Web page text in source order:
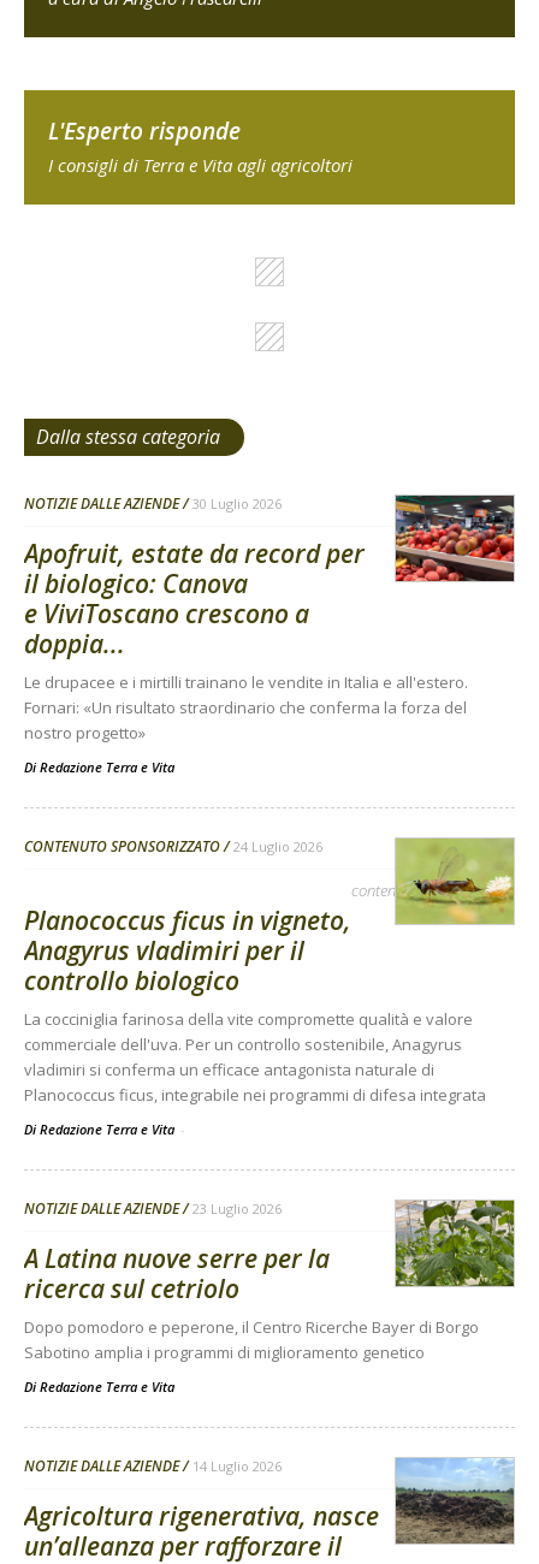
L'Esperto risponde
I consigli di Terra e Vita agli agricoltori
Dalla stessa categoria
NOTIZIE DALLE AZIENDE 30 Luglio 2026
Apofruit, estate da record per
il biologico: Canova
e ViviToscano crescono a
doppia...
Le drupacee e i mirtilli trainano le vendite in Italia e all'estero.
Fornari: «Un risultato straordinario che conferma la forza del
nostro progetto»
Di Redazione Terra e Vita
CONTENUTO SPONSORIZZATO 24 Luglio 2026
contenuto sponsorizzato
Planococcus ficus in vigneto,
Anagyrus vladimiri per il
controllo biologico
La cocciniglia farinosa della vite compromette qualità e valore
commerciale dell'uva. Per un controllo sostenibile, Anagyrus
vladimiri si conferma un efficace antagonista naturale di
Planococcus ficus, integrabile nei programmi di difesa integrata
Di Redazione Terra e Vita -
NOTIZIE DALLE AZIENDE 23 Luglio 2026
A Latina nuove serre per la
ricerca sul cetriolo
Dopo pomodoro e peperone, il Centro Ricerche Bayer di Borgo
Sabotino amplia i programmi di miglioramento genetico
Di Redazione Terra e Vita
NOTIZIE DALLE AZIENDE 14 Luglio 2026
Agricoltura rigenerativa, nasce
un’alleanza per rafforzare il